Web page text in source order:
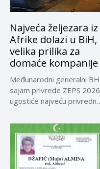
Najveća željezara iz
Afrike dolazi u BiH,
velika prilika za
domaće kompanije
Međunarodni generalni BH
sajam privrede ZEPS 2026
ugostiće najveću privrednu